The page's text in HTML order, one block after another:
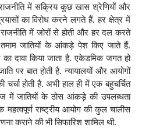
में सक्रिय कुछ खास श्रेणियों और
का विरोध करने लगते हैं. हर क्षेत्र में
राजनीति में जोरों से होती और हर दल करते
तमाम जातियों के आंकड़े पेश किए जाते हैं.
दावा किया जाता है. एकेडमिक जगत हो
पर बात होती है. न्यायालयों और आयोगों
होती है. अभी हाल ही में एक बहुचर्चित
में जातियों के ठोस आंकड़े की उपलब्धता
राष्ट्रीय आयोग की कुल चालीस
कराने की भी सिफारिश शामिल थी.